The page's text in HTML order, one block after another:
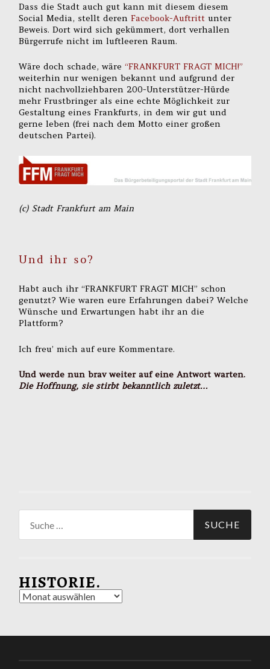
Dass die Stadt auch gut kann mit diesem diesem
Social Media, stellt derenFacebook-Auftrittunter
Beweis. Dort wird sich gekümmert, dort verhallen
Bürgerrufe nicht im luftleeren Raum.
Wäre doch schade, wäre“FRANKFURT FRAGT MICH!”
weiterhin nur wenigen bekannt und aufgrund der
nicht nachvollziehbaren 200-Unterstützer-Hürde
mehr Frustbringer als eine echte Möglichkeit zur
Gestaltung eines Frankfurts, in dem wir gut und
gerne leben (frei nach dem Motto einer großen
deutschen Partei).
(c) Stadt Frankfurt am Main
Und ihr so?
Habt auch ihr “FRANKFURT FRAGT MICH” schon
genutzt? Wie waren eure Erfahrungen dabei? Welche
Wünsche und Erwartungen habt ihr an die
Plattform?
Ich freu’ mich auf eure Kommentare.
Und werde nun brav weiter auf eine Antwort warten.
Die Hoffnung, sie stirbt bekanntlich zuletzt…
nach:
HISTORIE.
Historie.